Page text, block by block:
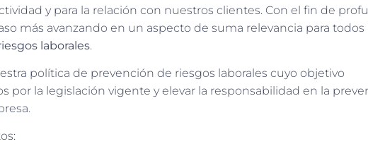
y para la relación con nuestros clientes. Con el fin de
más avanzando en un aspecto de suma relevancia para todos
laborales.
política de prevención de riesgos laborales cuyo objetivo
la legislación vigente y elevar la responsabilidad en la